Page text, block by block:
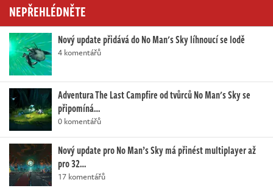
NEPŘEHLÉDNĚTE
Nový update přidává do No Man's Sky líhnoucí se lodě
4 komentářů
Adventura The Last Campfire od tvůrců No Man's Sky se
připomíná…
0 komentářů
Nový update pro No Man’s Sky má přinést multiplayer až
pro 32…
17 komentářů